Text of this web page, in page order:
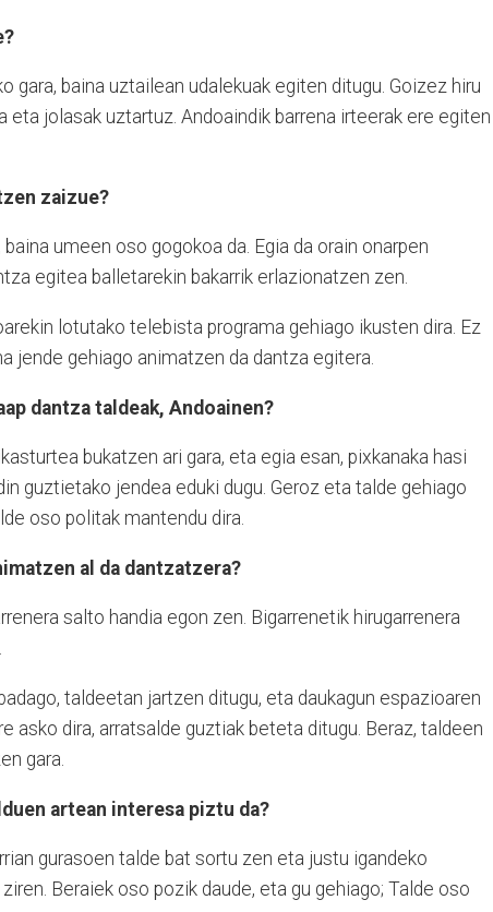
gara, baina uztailean udalekuak egiten ditugu. Goizez hiru
eta jolasak uztartuz. Andoaindik barrena irteerak ere egiten
zaizue?
baina umeen oso gogokoa da. Egia da orain onarpen
egitea balletarekin bakarrik erlazionatzen zen.
lotutako telebista programa gehiago ikusten dira. Ez
jende gehiago animatzen da dantza egitera.
dantza taldeak, Andoainen?
bukatzen ari gara, eta egia esan, pixkanaka hasi
guztietako jendea eduki dugu. Geroz eta talde gehiago
oso politak mantendu dira.
al da dantzatzera?
salto handia egon zen. Bigarrenetik hirugarrenera
taldeetan jartzen ditugu, eta daukagun espazioaren
asko dira, arratsalde guztiak beteta ditugu. Beraz, taldeen
gara.
artean interesa piztu da?
gurasoen talde bat sortu zen eta justu igandeko
Beraiek oso pozik daude, eta gu gehiago; Talde oso